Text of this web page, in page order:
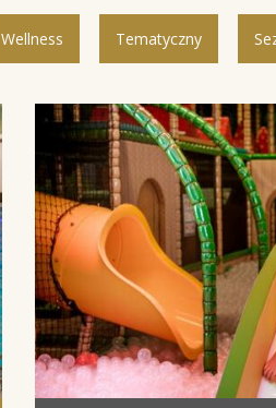
Wellness Tematyczny